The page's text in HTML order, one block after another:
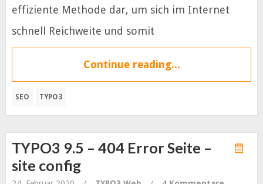
effiziente Methode dar, um sich im Internet
schnell Reichweite und somit
Continue reading...
SEO TYPO3
TYPO3 9.5 – 404 Error Seite –
site config